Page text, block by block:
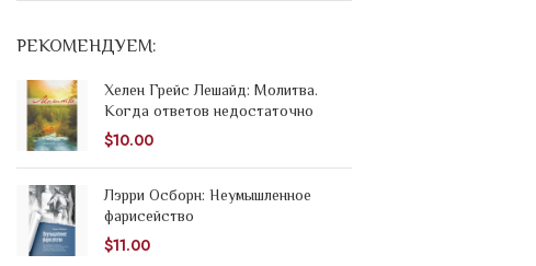
РЕКОМЕНДУЕМ:
Хелен Грейс Лешайд: Молитва.
Когда ответов недостаточно
$10.00
Лэрри Осборн: Неумышленное
фарисейство
$11.00